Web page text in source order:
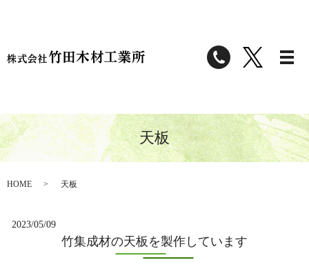
天板
HOME 天板
2023/05/09
竹集成材の天板を製作しています